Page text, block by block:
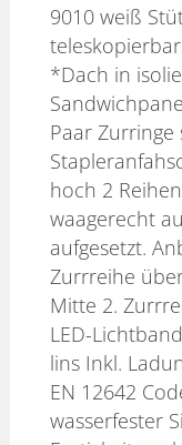
9010 weiß
*Dach in
Paar Zurringe
hoch 2
waagerecht
aufgesetzt.
Zurrreihe
Mitte 2.
LED-
lins Inkl.
EN 12642
wasserfester